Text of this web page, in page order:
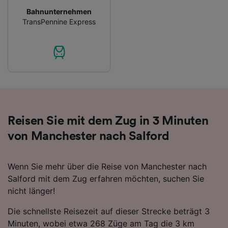
Bahnunternehmen
TransPennine Express
Reisen Sie mit dem Zug in 3 Minuten
von Manchester nach Salford
Wenn Sie mehr über die Reise von Manchester nach
Salford mit dem Zug erfahren möchten, suchen Sie
nicht länger!
Die schnellste Reisezeit auf dieser Strecke beträgt 3
Minuten, wobei etwa 268 Züge am Tag die 3 km
Wir und unsere Partner verarbeiten Daten, um
Folgendes bereitzustellen:
Endgeräteeigenschaften zur Identifikation
aktiv abfragen. Speichern von oder Zugriff auf
Angeboten.
Liste der Partner (Lieferanten)